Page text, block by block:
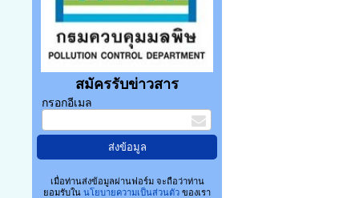
สมัครรับข่าวสาร
กรอกอีเมล
เมื่อท่านส่งข้อมูลผ่านฟอร์ม จะถือว่าท่าน
ยอมรับใน นโยบายความเป็นส่วนตัวของเรา